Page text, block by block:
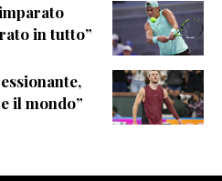
in tutto”
il mondo”